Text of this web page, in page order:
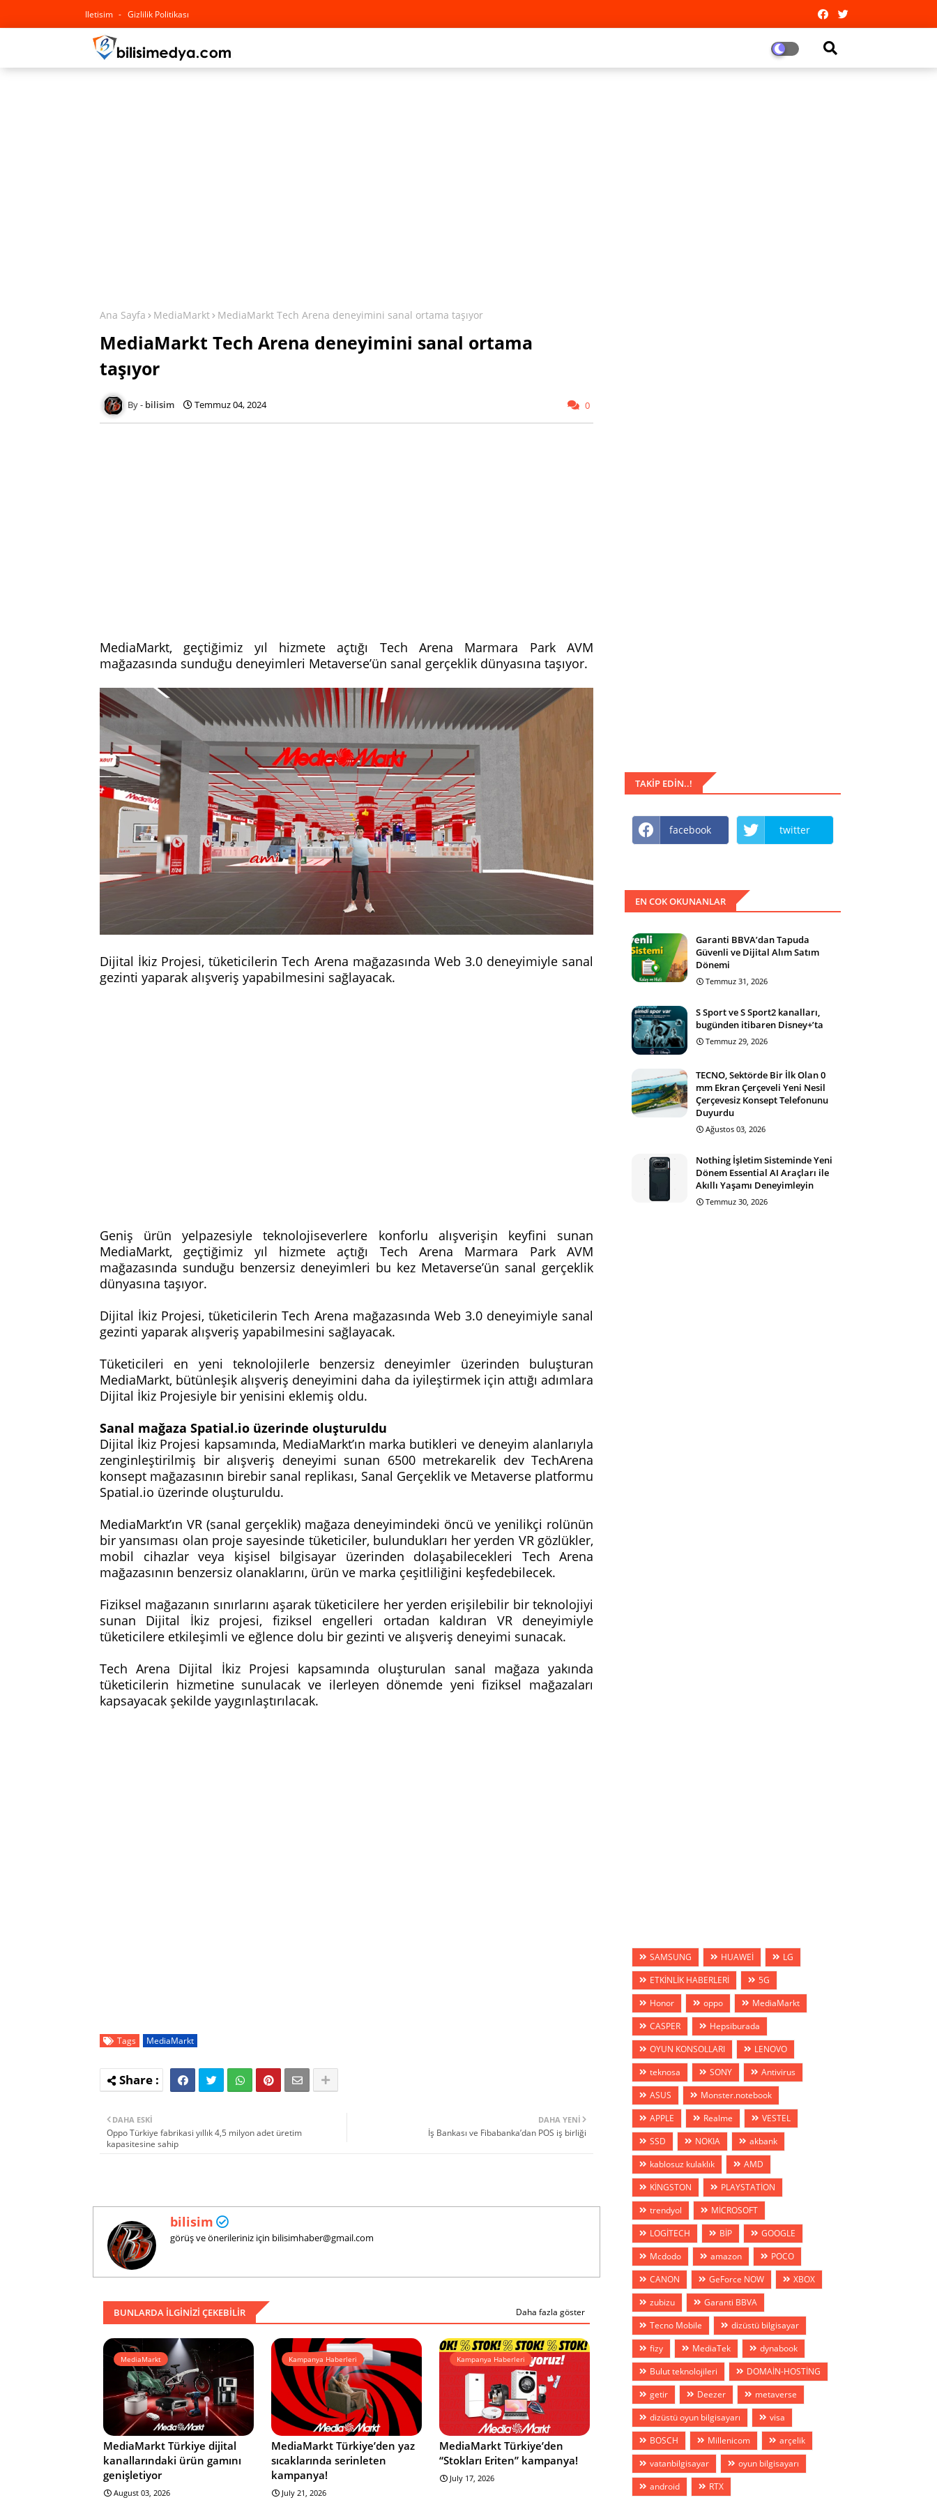
Iletisim Gizlilik Politikası
Ana Sayfa MediaMarkt MediaMarkt Tech Arena deneyimini sanal ortama taşıyor
MediaMarkt Tech Arena deneyimini sanal ortama
taşıyor
bilisim Temmuz 04, 2024 0
MediaMarkt, geçtiğimiz yıl hizmete açtığı Tech Arena Marmara Park AVM
mağazasında sunduğu deneyimleri Metaverse’ün sanal gerçeklik dünyasına taşıyor.
Dijital İkiz Projesi, tüketicilerin Tech Arena mağazasında Web 3.0 deneyimiyle sanal
gezinti yaparak alışveriş yapabilmesini sağlayacak.
Geniş ürün yelpazesiyle teknolojiseverlere konforlu alışverişin keyfini sunan
MediaMarkt, geçtiğimiz yıl hizmete açtığı Tech Arena Marmara Park AVM
mağazasında sunduğu benzersiz deneyimleri bu kez Metaverse’ün sanal gerçeklik
dünyasına taşıyor.
Dijital İkiz Projesi, tüketicilerin Tech Arena mağazasında Web 3.0 deneyimiyle sanal
gezinti yaparak alışveriş yapabilmesini sağlayacak.
Tüketicileri en yeni teknolojilerle benzersiz deneyimler üzerinden buluşturan
MediaMarkt, bütünleşik alışveriş deneyimini daha da iyileştirmek için attığı adımlara
Dijital İkiz Projesiyle bir yenisini eklemiş oldu.
Sanal mağaza Spatial.io üzerinde oluşturuldu
Dijital İkiz Projesi kapsamında, MediaMarkt’ın marka butikleri ve deneyim alanlarıyla
zenginleştirilmiş bir alışveriş deneyimi sunan 6500 metrekarelik dev TechArena
konsept mağazasının birebir sanal replikası, Sanal Gerçeklik ve Metaverse platformu
Spatial.io üzerinde oluşturuldu.
MediaMarkt’ın VR (sanal gerçeklik) mağaza deneyimindeki öncü ve yenilikçi rolünün
bir yansıması olan proje sayesinde tüketiciler, bulundukları her yerden VR gözlükler,
mobil cihazlar veya kişisel bilgisayar üzerinden dolaşabilecekleri Tech Arena
mağazasının benzersiz olanaklarını, ürün ve marka çeşitliliğini keşfedebilecek.
Fiziksel mağazanın sınırlarını aşarak tüketicilere her yerden erişilebilir bir teknolojiyi
sunan Dijital İkiz projesi, fiziksel engelleri ortadan kaldıran VR deneyimiyle
tüketicilere etkileşimli ve eğlence dolu bir gezinti ve alışveriş deneyimi sunacak.
Tech Arena Dijital İkiz Projesi kapsamında oluşturulan sanal mağaza yakında
tüketicilerin hizmetine sunulacak ve ilerleyen dönemde yeni fiziksel mağazaları
kapsayacak şekilde yaygınlaştırılacak.
Tags MediaMarkt
DAHA YENI
İş Bankası ve Fibabanka’dan POS iş birliği
DAHA ESKI
Oppo Türkiye fabrikasi yıllık 4,5 milyon adet üretim
kapasitesine sahip
bilisim
görüş ve önerileriniz için bilisimhaber@gmail.com
BUNLARDA ILGINIZI ÇEKEBILIR Daha fazla göster
MediaMarkt
MediaMarkt Türkiye dijital
kanallarındaki ürün gamını
genişletiyor
August 03, 2026
Kampanya Haberleri
MediaMarkt Türkiye’den yaz
sıcaklarında serinleten
kampanya!
July 21, 2026
Kampanya Haberleri
MediaMarkt Türkiye’den
“Stokları Eriten” kampanya!
July 17, 2026
TAKIP EDIN..!
facebook twitter
EN COK OKUNANLAR
Garanti BBVA’dan Tapuda
Güvenli ve Dijital Alım Satım
Dönemi
Temmuz 31, 2026
S Sport ve S Sport2 kanalları,
bugünden itibaren Disney+’ta
Temmuz 29, 2026
TECNO, Sektörde Bir İlk Olan 0
mm Ekran Çerçeveli Yeni Nesil
Çerçevesiz Konsept Telefonunu
Duyurdu
Ağustos 03, 2026
Nothing İşletim Sisteminde Yeni
Dönem Essential AI Araçları ile
Akıllı Yaşamı Deneyimleyin
Temmuz 30, 2026
SAMSUNG HUAWEİ
LG
ETKİNLİK HABERLERİ
5G
Honor
oppo
MediaMarkt
CASPER
Hepsiburada
OYUN KONSOLLARI
LENOVO
teknosa
SONY
Antivirus
ASUS
Monster.notebook
APPLE
Realme
VESTEL
SSD
NOKIA
akbank
kablosuz kulaklık
AMD
KİNGSTON
PLAYSTATİON
trendyol
MİCROSOFT
LOGİTECH
BİP
GOOGLE
Mcdodo
amazon
POCO
CANON
GeForce NOW
XBOX
zubizu
Garanti BBVA
Tecno Mobile
dizüstü bilgisayar
fizy
MediaTek
dynabook
Bulut teknolojileri
DOMAİN-HOSTİNG
getir
Deezer
metaverse
dizüstü oyun bilgisayarı
visa
BOSCH
Millenicom
arçelik
vatanbilgisayar
oyun bilgisayarı
android
RTX